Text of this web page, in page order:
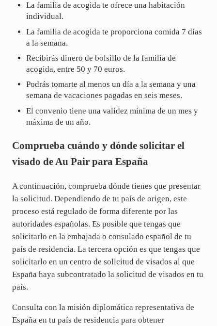
La familia de acogida te ofrece una habitación
individual.
La familia de acogida te proporciona comida 7 días
a la semana.
Recibirás dinero de bolsillo de la familia de
acogida, entre 50 y 70 euros.
Podrás tomarte al menos un día a la semana y una
semana de vacaciones pagadas en seis meses.
El convenio tiene una validez mínima de un mes y
máxima de un año.
Comprueba cuándo y dónde solicitar el
visado de Au Pair para España
A continuación, comprueba dónde tienes que presentar
la solicitud. Dependiendo de tu país de origen, este
proceso está regulado de forma diferente por las
autoridades españolas. Es posible que tengas que
solicitarlo en la embajada o consulado español de tu
país de residencia. La tercera opción es que tengas que
solicitarlo en un centro de solicitud de visados al que
España haya subcontratado la solicitud de visados en tu
país.
Consulta con la misión diplomática representativa de
España en tu país de residencia para obtener